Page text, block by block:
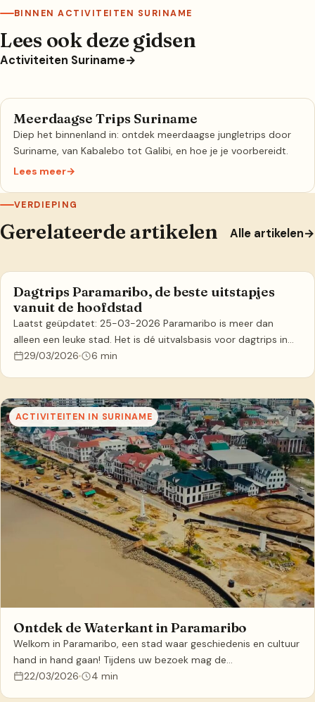
BINNEN ACTIVITEITEN SURINAME
Lees ook deze gidsen
Activiteiten Suriname→
Meerdaagse Trips Suriname
Diep het binnenland in: ontdek meerdaagse jungletrips door
Suriname, van Kabalebo tot Galibi, en hoe je je voorbereidt.
Lees meer→
VERDIEPING
Gerelateerde artikelen Alle artikelen→
ACTIVITEITEN IN SURINAME
Dagtrips Paramaribo, de beste uitstapjes
vanuit de hoofdstad
Laatst geüpdatet: 25-03-2026 Paramaribo is meer dan
alleen een leuke stad. Het is dé uitvalsbasis voor dagtrips in…
29/03/2026
6 min
ACTIVITEITEN IN SURINAME
Ontdek de Waterkant in Paramaribo
Welkom in Paramaribo, een stad waar geschiedenis en cultuur
hand in hand gaan! Tijdens uw bezoek mag de…
22/03/2026
4 min